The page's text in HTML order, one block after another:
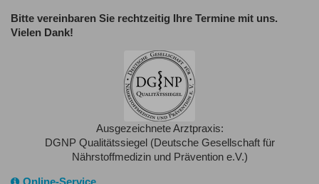
Bitte vereinbaren Sie rechtzeitig Ihre Termine mit uns.
Vielen Dank!
Ausgezeichnete Arztpraxis:
DGNP Qualitätssiegel (Deutsche Gesellschaft für
Nährstoffmedizin und Prävention e.V.)
Online-Service